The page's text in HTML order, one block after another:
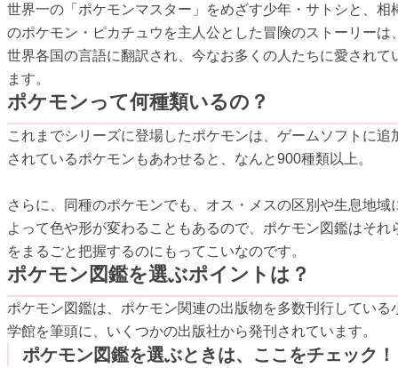
世界一の「ポケモンマスター」をめざす少年・サトシと、相
のポケモン・ピカチュウを主人公とした冒険のストーリーは
世界各国の言語に翻訳され、今なお多くの人たちに愛されて
ます。
ポケモンって何種類いるの？
これまでシリーズに登場したポケモンは、ゲームソフトに追
されているポケモンもあわせると、なんと900種類以上。
さらに、同種のポケモンでも、オス・メスの区別や生息地域
よって色や形が変わることもあるので、ポケモン図鑑はそれ
をまるごと把握するのにもってこいなのです。
ポケモン図鑑を選ぶポイントは？
ポケモン図鑑は、ポケモン関連の出版物を多数刊行している
学館を筆頭に、いくつかの出版社から発刊されています。
ポケモン図鑑を選ぶときは、ここをチェック！